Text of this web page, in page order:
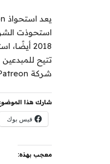
شركة Patreon على شركة Subbable المنافسة لاشتراكات الفنانين.
شارك هذا
فيس بوك
معجب بهذه: